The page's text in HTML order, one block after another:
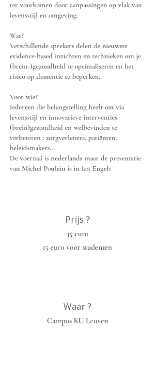
ter voorkomen door aanpassingen op vlak van
levensstijl en omgeving.
Wat?
Verschillende sprekers delen de nieuwste
evidence-based inzichten en technieken om je
(brein-)gezondheid te optimaliseren en het
risico op dementie te beperken.
Voor wie?
Iedereen die belangstelling heeft om via
levensstijl en innovatieve interventies
(brein)gezondheid en welbevinden te
verbeteren : zorgverleners, patiënten,
beleidsmakers...
De voertaal is nederlands maar de presentatie
van Michel Poulain is in het Engels
Prijs ?
35 euro
15 euro voor studenten
Waar ?
Campus KU Leuven